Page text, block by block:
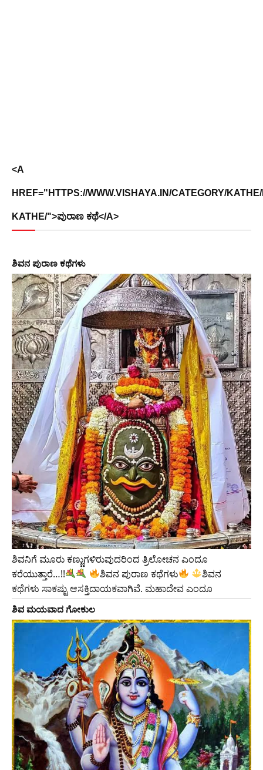
<A
HREF="HTTPS://WWW.VISHAYA.IN/CATEGORY/
KATHE/">ಪುರಾಣ ಕಥೆ</A>
ಶಿವನ ಪುರಾಣ ಕಥೆಗಳು
ಶಿವನಿಗೆ ಮೂರು ಕಣ್ಣುಗಳಿರುವುದರಿಂದ ತ್ರಿಲೋಚನ ಎಂದೂ
ಕರೆಯುತ್ತಾರೆ…!!
ಶಿವನ ಪುರಾಣ ಕಥೆಗಳು
ಶಿವನ
ಕಥೆಗಳು ಸಾಕಷ್ಟು ಆಸಕ್ತಿದಾಯಕವಾಗಿವೆ. ಮಹಾದೇವ ಎಂದೂ
ಶಿವ ಮಯವಾದ ಗೋಕುಲ